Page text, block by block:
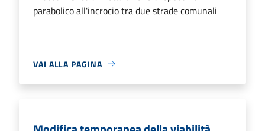
parabolico all'incrocio tra due strade comunali
VAI ALLA PAGINA